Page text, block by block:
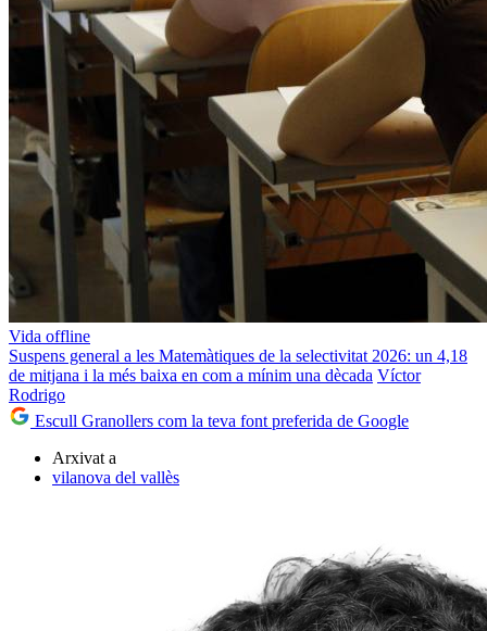
Vida offline
Suspens general a les Matemàtiques de la selectivitat 2026: un 4,18
de mitjana i la més baixa en com a mínim una dècada Víctor
Rodrigo
Escull Granollers com la teva font preferida de Google
Arxivat a
vilanova del vallès